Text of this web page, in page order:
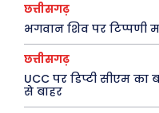
छत्तीसगढ़
भगवान शिव पर
छत्तीसगढ़
UCC पर डिप्टी सीएम का
से बाहर